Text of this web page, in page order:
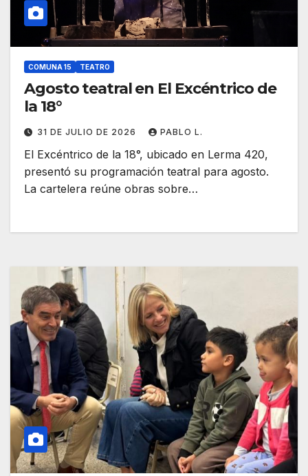
COMUNA 15 TEATRO
Agosto teatral en El Excéntrico de
la 18°
31 DE JULIO DE 2026 PABLO L.
El Excéntrico de la 18°, ubicado en Lerma 420,
presentó su programación teatral para agosto.
La cartelera reúne obras sobre…